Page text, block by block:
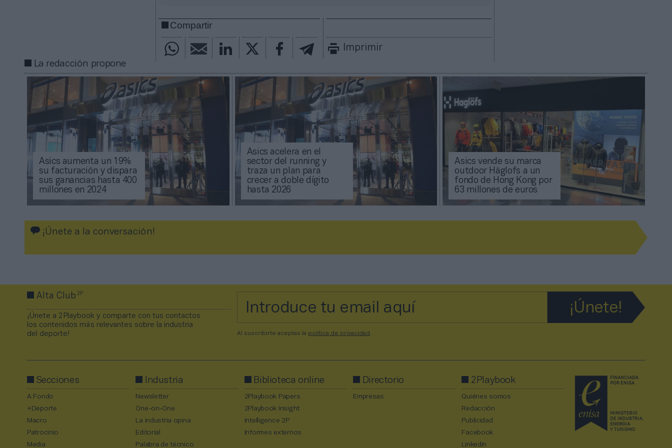
Compartir
Imprimir
La redacción propone
Asics aumenta un 19%
su facturación y dispara
sus ganancias hasta 400
millones en 2024
Asics acelera en el
sector del running y
traza un plan para
crecer a doble dígito
hasta 2026
Asics vende su marca
outdoor Häglofs a un
fondo de Hong Kong por
63 millones de euros
¡Únete a la conversación!
Alta Club2P
¡Únete a 2Playbook y comparte con tus contactos
los contenidos más relevantes sobre la industria
del deporte!
Al suscribirte aceptas la política de privacidad
Secciones
A Fondo
+Deporte
Macro
Patrocinio
Media
Industria
Newsletter
One-on-One
La industria opina
Editorial
Palabra de técnico
Biblioteca online
2Playbook Papers
2Playbook Insight
Intelligence 2P
Informes externos
Directorio
Empresas
2Playbook
Quiénes somos
Redacción
Publicidad
Facebook
Linkedin